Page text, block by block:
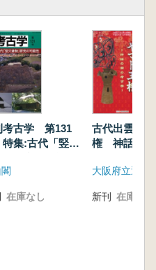
真意―いわゆる「高
の支配観
人政策
考古学 第131
集:古代「竪穴
在庫なし
古代出雲と
権 神話の国
新刊 在庫なし